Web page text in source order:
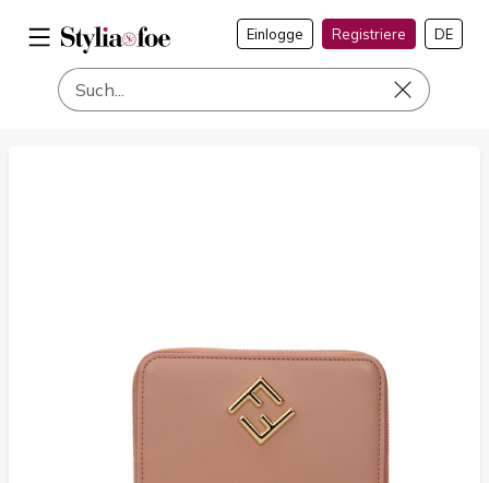
Einlogge Registriere DE